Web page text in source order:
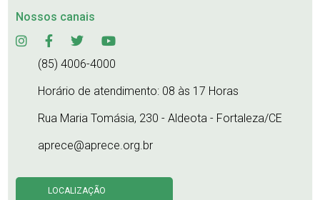
Nossos canais
(85) 4006-4000
Horário de atendimento: 08 às 17 Horas
Rua Maria Tomásia, 230 - Aldeota - Fortaleza/CE
aprece@aprece.org.br
LOCALIZAÇÃO